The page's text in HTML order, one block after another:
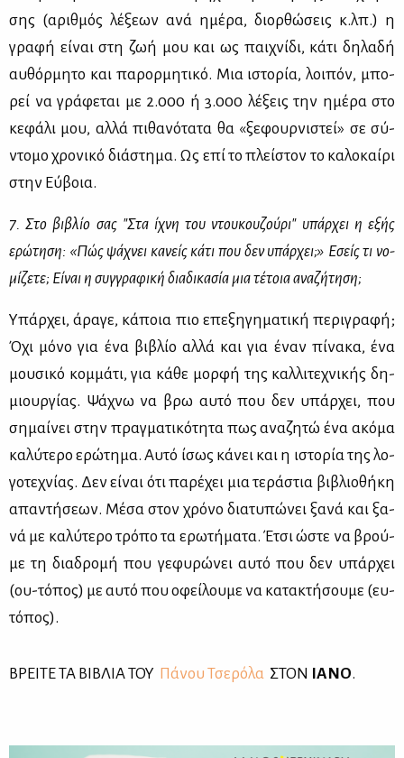
σης (αριθ­μός λέ­ξε­ων ανά ημέ­ρα, διορ­θώ­σεις κ.λπ.) η
γρα­φή εί­ναι στη ζωή μου και ως παι­χνί­δι, κά­τι δη­λα­δή
αυ­θόρ­μη­το και πα­ρορ­μη­τι­κό. Μια ιστο­ρία, λοι­πόν, μπο­
ρεί να γρά­φε­ται με 2.000 ή 3.000 λέ­ξεις την ημέ­ρα στο
κε­φά­λι μου, αλ­λά πι­θα­νό­τα­τα θα «ξε­φουρ­νι­στεί» σε σύ­
ντο­μο χρο­νι­κό διά­στη­μα. Ως επί το πλεί­στον το κα­λο­καί­ρι
στην Εύ­βοια.
7. Στο βι­βλίο σας "Στα ίχνη του ντου­κου­ζού­ρι" υπάρ­χει η εξής
ερώ­τη­ση: «Πώς ψά­χνει κα­νείς κά­τι που δεν υπάρ­χει;» Εσείς τι νο­
μί­ζε­τε; Εί­ναι η συγ­γρα­φι­κή δια­δι­κα­σία μια τέ­τοια ανα­ζή­τη­ση;
Υπάρ­χει, άρα­γε, κά­ποια πιο επε­ξη­γη­μα­τι­κή πε­ρι­γρα­φή;
Όχι μό­νο για ένα βι­βλίο αλ­λά και για έναν πί­να­κα, ένα
μου­σι­κό κομ­μά­τι, για κά­θε μορ­φή της καλ­λι­τε­χνι­κής δη­
μιουρ­γί­ας. Ψά­χνω να βρω αυ­τό που δεν υπάρ­χει, που
ση­μαί­νει στην πραγ­μα­τι­κό­τη­τα πως ανα­ζη­τώ ένα ακό­μα
κα­λύ­τε­ρο ερώ­τη­μα. Αυ­τό ίσως κά­νει και η ιστο­ρία της λο­
γο­τε­χνί­ας. Δεν εί­ναι ότι πα­ρέ­χει μια τε­ρά­στια βι­βλιο­θή­κη
απα­ντή­σε­ων. Μέ­σα στον χρό­νο δια­τυ­πώ­νει ξα­νά και ξα­
νά με κα­λύ­τε­ρο τρό­πο τα ερω­τή­μα­τα. Έτσι ώστε να βρού­
με τη δια­δρο­μή που γε­φυ­ρώ­νει αυ­τό που δεν υπάρ­χει
(ου-τό­πος) με αυ­τό που οφεί­λου­με να κα­τα­κτή­σου­με (ευ-
τό­πος).
ΒΡΕΙ­ΤΕ ΤΑ ΒΙ­ΒΛΙΑ ΤΟΥ Πά­νου Τσε­ρό­λα ΣΤΟΝ ΙΑ­ΝΟ.